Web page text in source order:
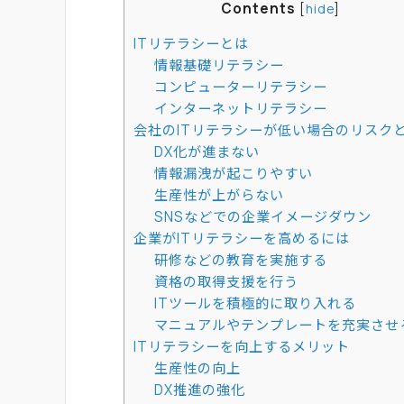
Contents hide]
ITリテラシーとは
情報基礎リテラシー
コンピューターリテラシー
インターネットリテラシー
会社のITリテラシーが低い場合のリスク
DX化が進まない
情報漏洩が起こりやすい
生産性が上がらない
SNSなどでの企業イメージダウン
企業がITリテラシーを高めるには
研修などの教育を実施する
資格の取得支援を行う
ITツールを積極的に取り入れる
マニュアルやテンプレートを充実させ
ITリテラシーを向上するメリット
生産性の向上
DX推進の強化